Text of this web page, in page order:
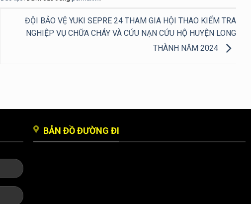
ĐỘI BẢO VỆ YUKI SEPRE 24 THAM GIA HỘI THAO KIỂM TRA
NGHIỆP VỤ CHỮA CHÁY VÀ CỨU NẠN CỨU HỘ HUYỆN LONG
THÀNH NĂM 2024
BẢN ĐỒ ĐƯỜNG ĐI